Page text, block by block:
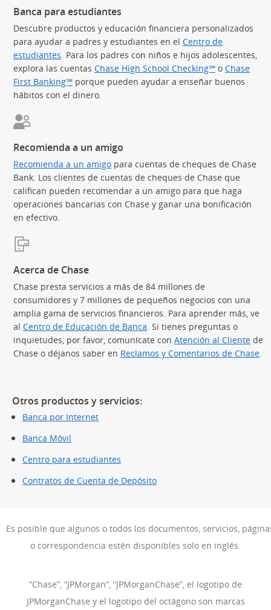
Banca para estudiantes
Descubre productos y educación financiera personalizados
para ayudar a padres y estudiantes en el Centro de
estudiantes. Para los padres con niños e hijos adolescentes,
explora las cuentas Chase High School Checking℠ o Chase
First Banking℠ (Se abre en superposición)
porque pueden ayudar a enseñar buenos
hábitos con el dinero.
Recomienda a un amigo
Recomienda a un amigo (Se abre en superposición)
para cuentas de cheques de Chase
Bank. Los clientes de cuentas de cheques de Chase que
califican pueden recomendar a un amigo para que haga
operaciones bancarias con Chase y ganar una bonificación
en efectivo.
Acerca de Chase
Chase presta servicios a más de 84 millones de
consumidores y 7 millones de pequeños negocios con una
amplia gama de servicios financieros. Para aprender más, ve
al Centro de Educación de Banca (Se abre en superposición)
. Si tienes preguntas o
inquietudes, por favor, comunícate con Atención al Cliente de
Chase o déjanos saber en Reclamos y Comentarios de Chase
Otros productos y servicios:
Banca por Internet
Banca Móvil
Centro para estudiantes
Contratos de Cuenta de Depósito
Es posible que algunos o todos los documentos, servicios,
o correspondencia estén disponibles solo en inglés.
“Chase”, “JPMorgan”, “JPMorganChase”, el logotipo de
JPMorganChase y el logotipo del octágono son marcas